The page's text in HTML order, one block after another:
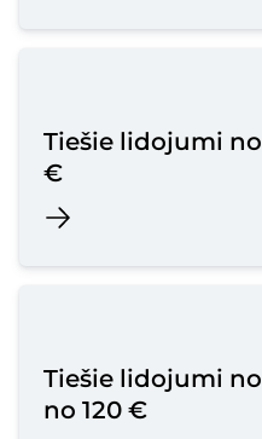
Tiešie lidojumi no
€
Tiešie lidojumi no
no 120 €